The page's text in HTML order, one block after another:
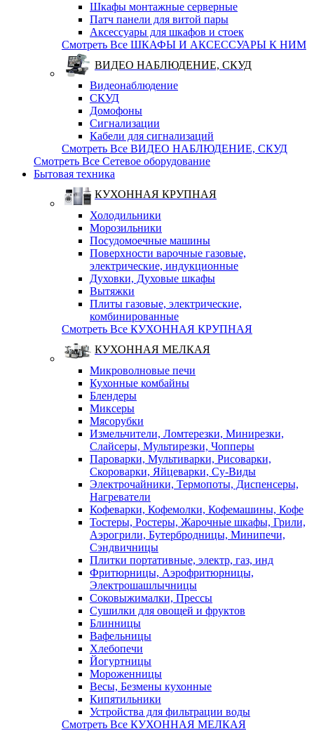
Шкафы монтажные серверные
Патч панели для витой пары
Аксессуары для шкафов и стоек
Смотреть Все ШКАФЫ И АКСЕССУАРЫ К НИМ
ВИДЕО НАБЛЮДЕНИЕ, СКУД
Видеонаблюдение
СКУД
Домофоны
Сигнализации
Кабели для сигнализаций
Смотреть Все ВИДЕО НАБЛЮДЕНИЕ, СКУД
Смотреть Все Сетевое оборудование
Бытовая техника
КУХОННАЯ КРУПНАЯ
Холодильники
Морозильники
Посудомоечные машины
Поверхности варочные газовые,
электрические, индукционные
Духовки, Духовые шкафы
Вытяжки
Плиты газовые, электрические,
комбинированные
Смотреть Все КУХОННАЯ КРУПНАЯ
КУХОННАЯ МЕЛКАЯ
Микроволновые печи
Кухонные комбайны
Блендеры
Миксеры
Мясорубки
Измельчители, Ломтерезки, Минирезки,
Слайсеры, Мультирезки, Чопперы
Пароварки, Мультиварки, Рисоварки,
Скороварки, Яйцеварки, Су-Виды
Электрочайники, Термопоты, Диспенсеры,
Нагреватели
Кофеварки, Кофемолки, Кофемашины, Кофе
Тостеры, Ростеры, Жарочные шкафы, Грили,
Аэрогрили, Бутербродницы, Минипечи,
Сэндвичницы
Плитки портативные, электр, газ, инд
Фритюрницы, Аэрофритюрницы,
Электрошашлычницы
Соковыжималки, Прессы
Сушилки для овощей и фруктов
Блинницы
Вафельницы
Хлебопечи
Йогуртницы
Мороженницы
Весы, Безмены кухонные
Кипятильники
Устройства для фильтрации воды
Смотреть Все КУХОННАЯ МЕЛКАЯ